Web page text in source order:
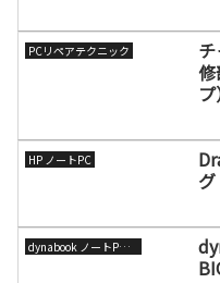
PCリペアテクニック
HP ノートPC
dynabook ノートPC（旧東芝）